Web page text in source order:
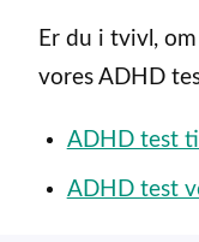
Er du i tvivl,
vores ADHD
ADHD test
ADHD test